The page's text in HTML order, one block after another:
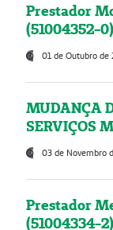
Prestador
(51004352-0)
01 de Outubro de
MUDANÇA
SERVIÇOS
03 de Novembro
Prestador
(51004334-2)